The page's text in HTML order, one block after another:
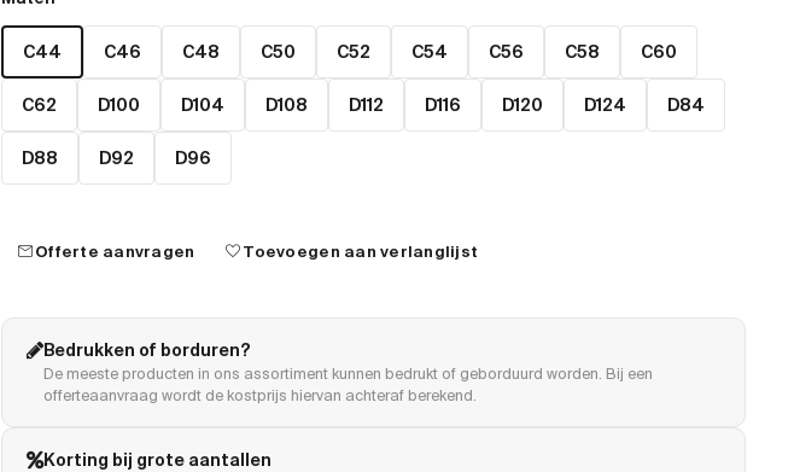
C44 C46 C48 C50 C52 C54 C56 C58 C60
C62 D100 D104 D108 D112 D116 D120 D124 D84
D88 D92 D96
mailOfferte aanvragen favoriteToevoegen aan verlanglijst
Bedrukken of borduren?
De meeste producten in ons assortiment kunnen bedrukt of geborduurd worden. Bij een
offerteaanvraag wordt de kostprijs hiervan achteraf berekend.
Korting bij grote aantallen